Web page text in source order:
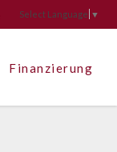
Select Language ▼
Finanzierung